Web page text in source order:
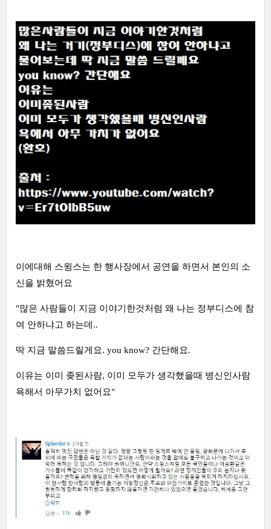
이에대해 스윙스는 한 행사장에서 공연을 하면서 본인의 소
신을 밝혔어요
"많은 사람들이 지금 이야기한것처럼 왜 나는 정부디스에 참
여 안하냐고 하는데..
딱 지금 말씀드릴게요. you know? 간단해요.
이유는 이미 좆된사람, 이미 모두가 생각했을때 병신인사람
욕해서 아무가치 없어요"